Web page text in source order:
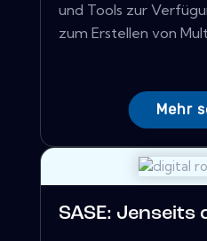
und Tools zur
zum Erstellen von
Mehr
SASE: Jenseits